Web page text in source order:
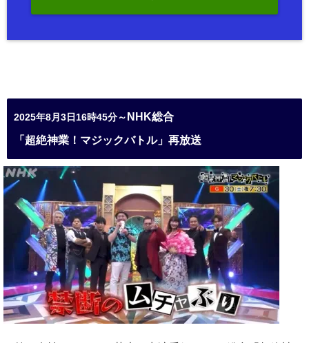
2025年8月3日16時45分～ NHK総合
「超絶神業！マジックバトル」再放送